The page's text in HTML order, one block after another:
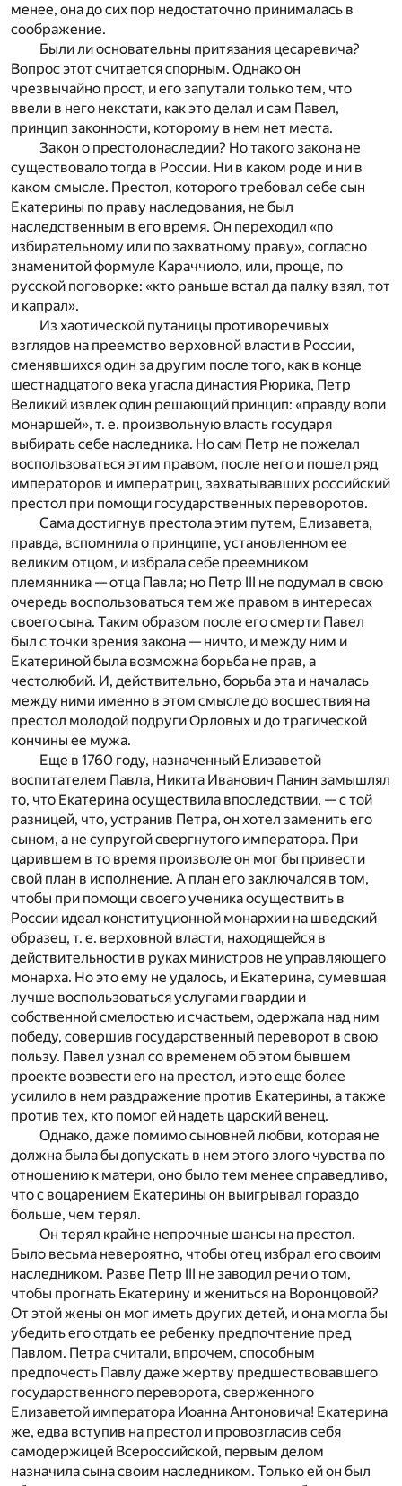
менее, она до сих пор недостаточно принималась в
соображение.
Были ли основательны притязания цесаревича?
Вопрос этот считается спорным. Однако он
чрезвычайно прост, и его запутали только тем, что
ввели в него некстати, как это делал и сам Павел,
принцип законности, которому в нем нет места.
Закон о престолонаследии? Но такого закона не
существовало тогда в России. Ни в каком роде и ни в
каком смысле. Престол, которого требовал себе сын
Екатерины по праву наследования, не был
наследственным в его время. Он переходил «по
избирательному или по захватному праву», согласно
знаменитой формуле Караччиоло, или, проще, по
русской поговорке: «кто раньше встал да палку взял, тот
и капрал».
Из хаотической путаницы противоречивых
взглядов на преемство верховной власти в России,
сменявшихся один за другим после того, как в конце
шестнадцатого века угасла династия Рюрика, Петр
Великий извлек один решающий принцип: «правду воли
монаршей», т. е. произвольную власть государя
выбирать себе наследника. Но сам Петр не пожелал
воспользоваться этим правом, после него и пошел ряд
императоров и императриц, захватывавших российский
престол при помощи государственных переворотов.
Сама достигнув престола этим путем, Елизавета,
правда, вспомнила о принципе, установленном ее
великим отцом, и избрала себе преемником
племянника — отца Павла; но Петр III не подумал в свою
очередь воспользоваться тем же правом в интересах
своего сына. Таким образом после его смерти Павел
был с точки зрения закона — ничто, и между ним и
Екатериной была возможна борьба не прав, а
честолюбий. И, действительно, борьба эта и началась
между ними именно в этом смысле до восшествия на
престол молодой подруги Орловых и до трагической
кончины ее мужа.
Еще в 1760 году, назначенный Елизаветой
воспитателем Павла, Никита Иванович Панин замышлял
то, что Екатерина осуществила впоследствии, — с той
разницей, что, устранив Петра, он хотел заменить его
сыном, а не супругой свергнутого императора. При
царившем в то время произволе он мог бы привести
свой план в исполнение. А план его заключался в том,
чтобы при помощи своего ученика осуществить в
России идеал конституционной монархии на шведский
образец, т. е. верховной власти, находящейся в
действительности в руках министров не управляющего
монарха. Но это ему не удалось, и Екатерина, сумевшая
лучше воспользоваться услугами гвардии и
собственной смелостью и счастьем, одержала над ним
победу, совершив государственный переворот в свою
пользу. Павел узнал со временем об этом бывшем
проекте возвести его на престол, и это еще более
усилило в нем раздражение против Екатерины, а также
против тех, кто помог ей надеть царский венец.
Однако, даже помимо сыновней любви, которая не
должна была бы допускать в нем этого злого чувства по
отношению к матери, оно было тем менее справедливо,
что с воцарением Екатерины он выигрывал гораздо
больше, чем терял.
Он терял крайне непрочные шансы на престол.
Было весьма невероятно, чтобы отец избрал его своим
наследником. Разве Петр III не заводил речи о том,
чтобы прогнать Екатерину и жениться на Воронцовой?
От этой жены он мог иметь других детей, и она могла бы
убедить его отдать ее ребенку предпочтение пред
Павлом. Петра считали, впрочем, способным
предпочесть Павлу даже жертву предшествовавшего
государственного переворота, сверженного
Елизаветой императора Иоанна Антоновича! Екатерина
же, едва вступив на престол и провозгласив себя
самодержицей Всероссийской, первым делом
назначила сына своим наследником. Только ей он был